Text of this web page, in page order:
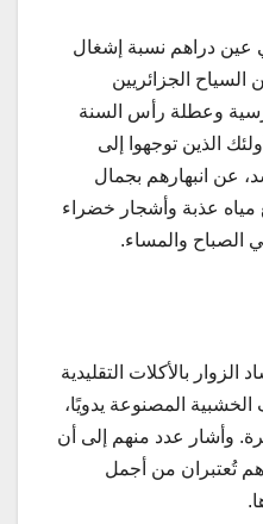
عين دراهم نسبة إشغال
الجزائريين
وعطلة رأس السنة
الذين توجهوا إلى
عن انبهارهم بجمال
مياه عذبة وأشجار خضراء
الصباح والمساء.
الزوار بالأكلات التقليدية
الخشبية المصنوعة يدويًا،
وأشار عدد منهم إلى أن
تُعتبران من أجمل